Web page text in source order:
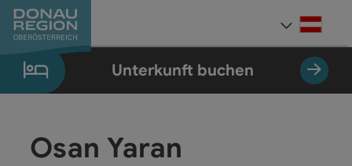
Zum Inhalt
Zur Navigation
Zum Seitenanfang
Zur Kontaktseite
Zum Impressum
Zur Startseite
Unterkunft buchen
Osan Yaran